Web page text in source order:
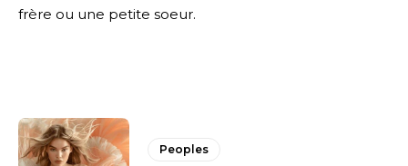
frère ou une petite soeur.
Peoples